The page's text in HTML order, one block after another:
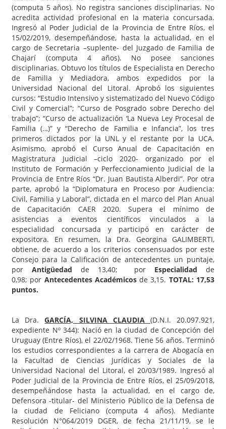
(computa 5 años). No registra sanciones disciplinarias. No
acredita actividad profesional en la materia concursada.
Ingresó al Poder Judicial de la Provincia de Entre Ríos, el
15/02/2019, desempeñándose, hasta la actualidad, en el
cargo de Secretaria –suplente- del Juzgado de Familia de
Chajarí (computa 4 años). No posee sanciones
disciplinarias. Obtuvo los títulos de Especialista en Derecho
de Familia y Mediadora, ambos expedidos por la
Universidad Nacional del Litoral. Aprobó los siguientes
cursos: “Estudio Intensivo y sistematizado del Nuevo Código
Civil y Comercial”; “Curso de Posgrado sobre Derecho del
trabajo”; “Curso de actualización ‘La Nueva Ley Procesal de
Familia (…)” y “Derecho de Familia e Infancia”, los tres
primeros dictados por la UNL y el restante por la UCA.
Asimismo, aprobó el Curso Anual de Capacitación en
Magistratura Judicial –ciclo 2020- organizado por el
Instituto de Formación y Perfeccionamiento Judicial de la
Provincia de Entre Ríos “Dr. Juan Bautista Alberdi”. Por otra
parte, aprobó la “Diplomatura en Proceso por Audiencia:
Civil, Familia y Laboral”, dictada en el marco del Plan Anual
de Capacitación CAER 2020. Supera el mínimo de
asistencias a eventos científicos vinculados a la
especialidad concursada y participó en carácter de
expositora. En resumen, la Dra. Georgina GALIMBERTI,
obtiene, de acuerdo a los criterios consensuados por este
Consejo para la Calificación de antecedentes un puntaje,
por Antigüedad de 13,40; por Especialidad de
0,98; por Antecedentes Académicosde 3,15. TOTAL: 17,53
puntos.
La Dra.GARCÍA, SILVINA CLAUDIA (D.N.I. 20.097.921,
expediente Nº 344): Nació en la ciudad de Concepción del
Uruguay (Entre Ríos), el 22/02/1968. Tiene 56 años. Terminó
los estudios correspondientes a la carrera de Abogacía en
la Facultad de Ciencias Jurídicas y Sociales de la
Universidad Nacional del Litoral, el 20/03/1989. Ingresó al
Poder Judicial de la Provincia de Entre Ríos, el 25/09/2018,
desempeñándose hasta la actualidad, en el cargo de,
Defensora -titular- del Ministerio Público de la Defensa de
la ciudad de Feliciano (computa 4 años). Mediante
Resolución N°064/2019 DGER, de fecha 21/11/19, se le